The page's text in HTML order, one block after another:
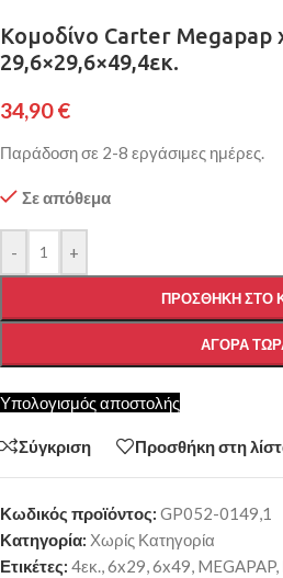
Κομοδίνο Carter Megapap
29,6×29,6×49,4εκ.
34,90€
Παράδοση σε 2-8 εργάσιμες ημέρες.
Σε απόθεμα
- +
ΠΡΟΣΘΉΚΗ ΣΤΟ
ΑΓΟΡΆ
Υπολογισμός αποστολής
Σύγκριση Προσθήκη στη
Κωδικός προϊόντος: GP052-0149,1
Κατηγορία: Χωρίς Κατηγορία
Ετικέτες: 4εκ.,6x29,6x49, MEGAPAP,